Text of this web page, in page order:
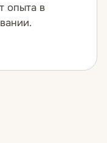
опыта в
позволяет